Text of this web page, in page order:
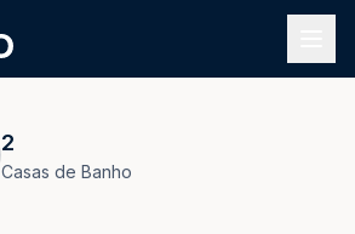
2
Casas de Banho